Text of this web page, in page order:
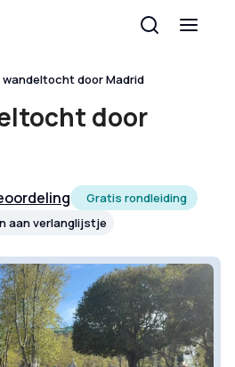
door Madrid
door
Gratis rondleiding
aan verlanglijstje